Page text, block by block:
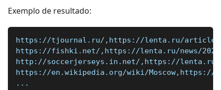
Exemplo de resultado:
https://tjournal.ru/,https://lenta.ru/articles/
https://fishki.net/,https://lenta.ru/news/
http://soccerjerseys.in.net/,https://lenta.ru/
https://en.wikipedia.org/wiki/Moscow,https://
...